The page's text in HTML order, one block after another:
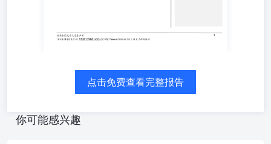
机硬件、银行和公用事业领涨，软件服务、传媒娱乐和零售
收跌。 美债收益率基本持平，10年期美债收益率跌1.0个
动力需求韧性强化了“降息更远、加息尾部风险仍在”的市场
定价。 大宗商品分化，布伦特涨1.1%至96.00美元/桶，美
涨0.1%至4,487.82美元/盎司，白银涨0.4%，在美元基本持
平和美债利率稳定下缺乏单边方向；COMEX铜涨1.9%至
点击免费查看完整报告
你可能感兴趣